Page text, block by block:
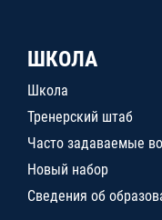
ШКОЛА
Школа
Тренерский штаб
Часто задаваемые
Новый набор
Сведения об